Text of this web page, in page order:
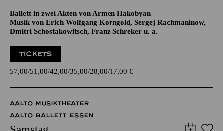
DER GLÖCKNER­ VON
NOTRE-DAME
Musik von Erich Wolfgang Korngold, Sergej Rachmaninow,
Dmitri Schostakowitsch, Franz Schreker u. a.
57,00 51,00 42,00 35,00